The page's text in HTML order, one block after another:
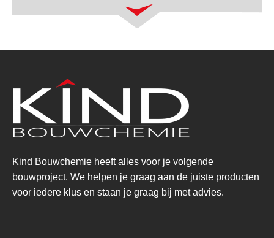
Kind Bouwchemie heeft alles voor je volgende
bouwproject. We helpen je graag aan de juiste producten
voor iedere klus en staan je graag bij met advies.